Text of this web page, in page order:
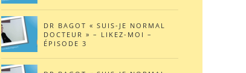
DR BAGOT « SUIS-JE NORMAL
DOCTEUR » – LIKEZ-MOI –
ÉPISODE 3